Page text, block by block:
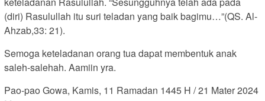
(diri) Rasulullah itu suri teladan yang baik bagimu…”(QS. Al-
Ahzab,33: 21).
Semoga keteladanan orang tua dapat membentuk anak
saleh-salehah. Aamiin yra.
Pao-pao Gowa, Kamis, 11 Ramadan 1445 H / 21 Mater 2024